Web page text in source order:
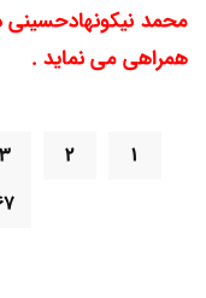
محمد نیکونهادحسینی
همراهی می نماید .
۱ ۲ ۳